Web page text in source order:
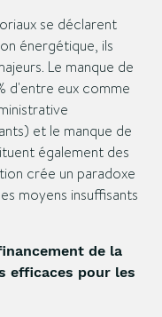
se déclarent
énergétique, ils
Le manque de
d'entre eux comme
et le manque de
également des
crée un paradoxe
moyens insuffisants
de la
efficaces pour les